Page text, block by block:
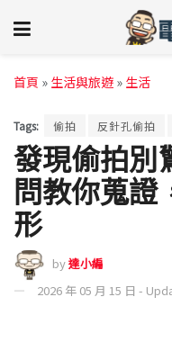
首頁 » 生活與旅遊 » 生活
Tags: 偷拍 反針孔偷拍
發現偷拍別
問教你蒐證
形
by達小編
2026 年 05 月 15 日 -